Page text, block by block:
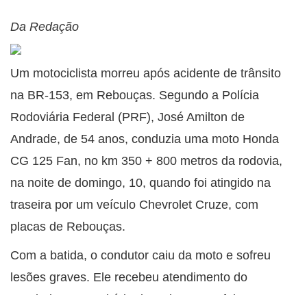
Da Redação
Um motociclista morreu após acidente de trânsito
na BR-153, em Rebouças. Segundo a Polícia
Rodoviária Federal (PRF), José Amilton de
Andrade, de 54 anos, conduzia uma moto Honda
CG 125 Fan, no km 350 + 800 metros da rodovia,
na noite de domingo, 10, quando foi atingido na
traseira por um veículo Chevrolet Cruze, com
placas de Rebouças.
Com a batida, o condutor caiu da moto e sofreu
lesões graves. Ele recebeu atendimento do